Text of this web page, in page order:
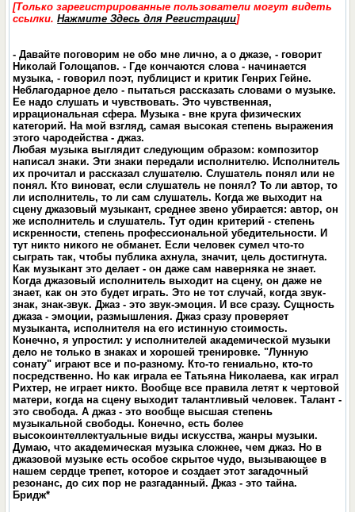
[Только зарегистрированные пользователи могут видеть
ссылки.Нажмите Здесь для Регистрации]
- Давайте поговорим не обо мне лично, а о джазе, - говорит
Николай Голощапов. - Где кончаются слова - начинается
музыка, - говорил поэт, публицист и критик Генрих Гейне.
Неблагодарное дело - пытаться рассказать словами о музыке.
Ее надо слушать и чувствовать. Это чувственная,
иррациональная сфера. Музыка - вне круга физических
категорий. На мой взгляд, самая высокая степень выражения
этого чародейства - джаз.
Любая музыка выглядит следующим образом: композитор
написал знаки. Эти знаки передали исполнителю. Исполнитель
их прочитал и рассказал слушателю. Слушатель понял или не
понял. Кто виноват, если слушатель не понял? То ли автор, то
ли исполнитель, то ли сам слушатель. Когда же выходит на
сцену джазовый музыкант, среднее звено убирается: автор, он
же исполнитель и слушатель. Тут один критерий - степень
искренности, степень профессиональной убедительности. И
тут никто никого не обманет. Если человек сумел что-то
сыграть так, чтобы публика ахнула, значит, цель достигнута.
Как музыкант это делает - он даже сам наверняка не знает.
Когда джазовый исполнитель выходит на сцену, он даже не
знает, как он это будет играть. Это не тот случай, когда звук-
знак, знак-звук. Джаз - это звук-эмоция. И все сразу. Сущность
джаза - эмоции, размышления. Джаз сразу проверяет
музыканта, исполнителя на его истинную стоимость.
Конечно, я упростил: у исполнителей академической музыки
дело не только в знаках и хорошей тренировке. "Лунную
сонату" играют все и по-разному. Кто-то гениально, кто-то
посредственно. Но как играла ее Татьяна Николаева, как играл
Рихтер, не играет никто. Вообще все правила летят к чертовой
матери, когда на сцену выходит талантливый человек. Талант -
это свобода. А джаз - это вообще высшая степень
музыкальной свободы. Конечно, есть более
высокоинтеллектуальные виды искусства, жанры музыки.
Думаю, что академическая музыка сложнее, чем джаз. Но в
джазовой музыке есть особое скрытое чудо, вызывающее в
нашем сердце трепет, которое и создает этот загадочный
резонанс, до сих пор не разгаданный. Джаз - это тайна.
Бридж*